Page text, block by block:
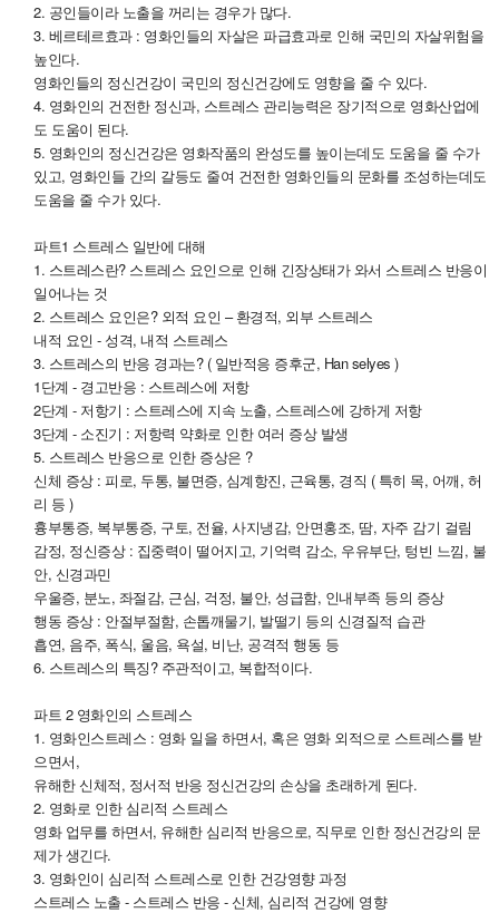
2. 공인들이라 노출을 꺼리는 경우가 많다.
3. 베르테르효과 : 영화인들의 자살은 파급효과로 인해 국민의 자살위험을
높인다.
영화인들의 정신건강이 국민의 정신건강에도 영향을 줄 수 있다.
4. 영화인의 건전한 정신과, 스트레스 관리능력은 장기적으로 영화산업에
도 도움이 된다.
5. 영화인의 정신건강은 영화작품의 완성도를 높이는데도 도움을 줄 수가
있고, 영화인들 간의 갈등도 줄여 건전한 영화인들의 문화를 조성하는데도
도움을 줄 수가 있다.
파트1 스트레스 일반에 대해
1. 스트레스란? 스트레스 요인으로 인해 긴장상태가 와서 스트레스 반응이
일어나는 것
2. 스트레스 요인은? 외적 요인 – 환경적, 외부 스트레스
내적 요인 - 성격, 내적 스트레스
3. 스트레스의 반응 경과는? ( 일반적응 증후군, Han selyes )
1단계 - 경고반응 : 스트레스에 저항
2단계 - 저항기 : 스트레스에 지속 노출, 스트레스에 강하게 저항
3단계 - 소진기 : 저항력 약화로 인한 여러 증상 발생
5. 스트레스 반응으로 인한 증상은 ?
신체 증상 : 피로, 두통, 불면증, 심계항진, 근육통, 경직 ( 특히 목, 어깨, 허
리 등 )
흉부통증, 복부통증, 구토, 전율, 사지냉감, 안면홍조, 땀, 자주 감기 걸림
감정, 정신증상 : 집중력이 떨어지고, 기억력 감소, 우유부단, 텅빈 느낌, 불
안, 신경과민
우울증, 분노, 좌절감, 근심, 걱정, 불안, 성급함, 인내부족 등의 증상
행동 증상 : 안절부절함, 손톱깨물기, 발떨기 등의 신경질적 습관
흡연, 음주, 폭식, 울음, 욕설, 비난, 공격적 행동 등
6. 스트레스의 특징? 주관적이고, 복합적이다.
파트 2 영화인의 스트레스
1. 영화인스트레스 : 영화 일을 하면서, 혹은 영화 외적으로 스트레스를 받
으면서,
유해한 신체적, 정서적 반응 정신건강의 손상을 초래하게 된다.
2. 영화로 인한 심리적 스트레스
영화 업무를 하면서, 유해한 심리적 반응으로, 직무로 인한 정신건강의 문
제가 생긴다.
3. 영화인이 심리적 스트레스로 인한 건강영향 과정
스트레스 노출 - 스트레스 반응 - 신체, 심리적 건강에 영향